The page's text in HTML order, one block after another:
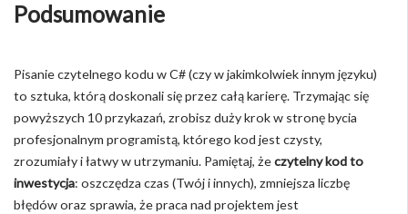
Podsumowanie
Pisanie czytelnego kodu w C# (czy w jakimkolwiek innym języku)
to sztuka, którą doskonali się przez całą karierę. Trzymając się
powyższych 10 przykazań, zrobisz duży krok w stronę bycia
profesjonalnym programistą, którego kod jest czysty,
zrozumiały i łatwy w utrzymaniu. Pamiętaj, żeczytelny kod to
inwestycja: oszczędza czas (Twój i innych), zmniejsza liczbę
błędów oraz sprawia, że praca nad projektem jest